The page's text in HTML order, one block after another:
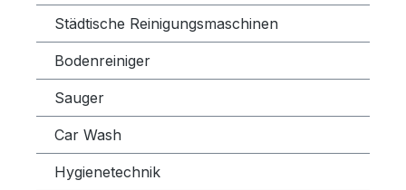
Städtische Reinigungsmaschinen
Bodenreiniger
Sauger
Car Wash
Hygienetechnik